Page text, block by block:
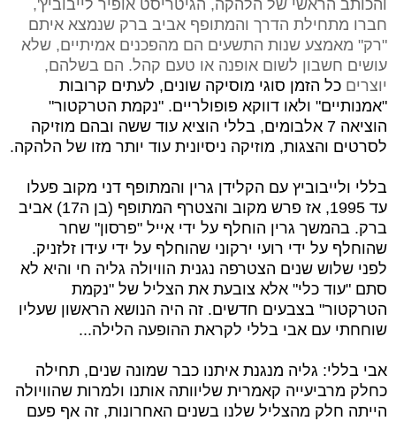
והכותב הראשי של הלהקה, הגיטריסט אופיר לייבוביץ',
חברו מתחילת הדרך והמתופף אביב ברק שנמצא איתם
"רק" מאמצע שנות התשעים הם מהפכנים אמיתיים, שלא
עושים חשבון לשום אופנה או טעם קהל. הם בשלהם,
יוצרים כל הזמן סוגי מוסיקה שונים, לעתים קרובות
"אמנותיים" ולאו דווקא פופולריים. "נקמת הטרקטור"
הוציאה 7 אלבומים, בללי הוציא עוד ששה ובהם מוזיקה
לסרטים והצגות, מוזיקה ניסיונית עוד יותר מזו של הלהקה.
בללי ולייבוביץ עם הקלידן גרין והמתופף דני מקוב פעלו
עד 1995, אז פרש מקוב והצטרף המתופף (בן ה17) אביב
ברק. בהמשך גרין הוחלף על ידי אייל "פרסון" שחר
שהוחלף על ידי רועי ירקוני שהוחלף על ידי עידו זלזניק.
לפני שלוש שנים הצטרפה נגנית הוויולה גליה חי והיא לא
סתם "עוד כלי" אלא צובעת את הצליל של "נקמת
הטרקטור" בצבעים חדשים. זה היה הנושא הראשון שעליו
שוחחתי עם אבי בללי לקראת ההופעה הלילה...
אבי בללי: גליה מנגנת איתנו כבר שמונה שנים, תחילה
כחלק מרביעייה קאמרית שליוותה אותנו ולמרות שהוויולה
הייתה חלק מהצליל שלנו בשנים האחרונות, זה אף פעם